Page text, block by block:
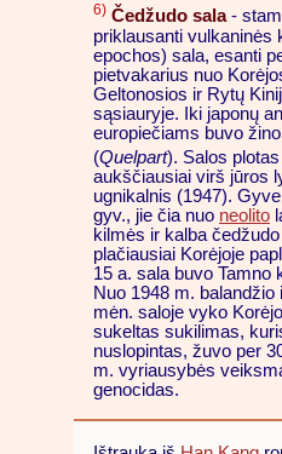
6) Čedžudo sala-
priklausanti vulkaninės
epochos) sala, esanti
pietvakarius nuo
Geltonosios ir Rytų
sąsiauryje. Iki japonų
europiečiams buvo
(Quelpart). Salos
aukščiausiai virš jūros
ugnikalnis (1947).
gyv., jie čia nuo neolito
kilmės ir kalba
plačiausiai Korėjoje
15 a. sala buvo Tamno
Nuo 1948 m.
mėn. saloje vyko
sukeltas sukilimas,
nuslopintas, žuvo per
m. vyriausybės
genocidas.